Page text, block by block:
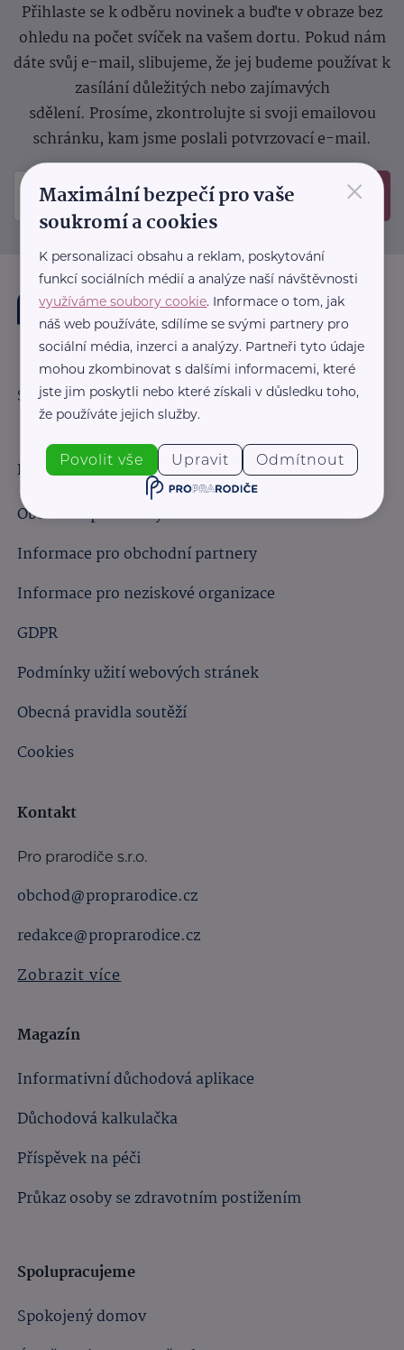
Přihlaste se k odběru novinek a buďte v obraze bez
ohledu na počet svíček na vašem dortu. Pokud nám
dáte svůj e-mail, slibujeme, že jej budeme používat k
zasílání důležitých nebo zajímavých
sdělení. Prosíme, zkontrolujte si svoji emailovou
schránku, kam jsme poslali potvrzovací e-mail.
Odeslat
Sledujte nás:
Důležité odkazy
Obchodní podmínky
Informace pro obchodní partnery
Informace pro neziskové organizace
GDPR
Podmínky užití webových stránek
Obecná pravidla soutěží
Cookies
Kontakt
Pro prarodiče s.r.o.
obchod@proprarodice.cz
redakce@proprarodice.cz
Zobrazit více
Magazín
Informativní důchodová aplikace
Důchodová kalkulačka
Příspěvek na péči
Průkaz osoby se zdravotním postižením
Spolupracujeme
Spokojený domov
×
Maximální bezpečí pro vaše
soukromí a cookies
K personalizaci obsahu a reklam, poskytování
funkcí sociálních médií a analýze naší návštěvnosti
využíváme soubory cookie. Informace o tom, jak
náš web používáte, sdílíme se svými partnery pro
sociální média, inzerci a analýzy. Partneři tyto údaje
mohou zkombinovat s dalšími informacemi, které
jste jim poskytli nebo které získali v důsledku toho,
že používáte jejich služby.
Povolit vše Upravit Odmítnout